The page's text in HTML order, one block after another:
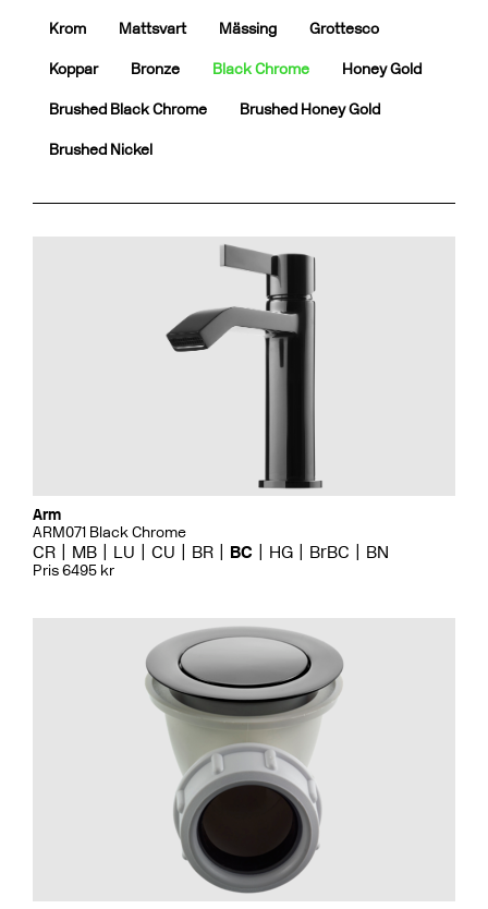
Krom Mattsvart Mässing Grottesco
Koppar Bronze Black Chrome Honey Gold
Brushed Black Chrome Brushed Honey Gold
Brushed Nickel
Arm
ARM071 Black Chrome
CR MB LU CU BR BC HG BrBC BN
Pris 6495 kr